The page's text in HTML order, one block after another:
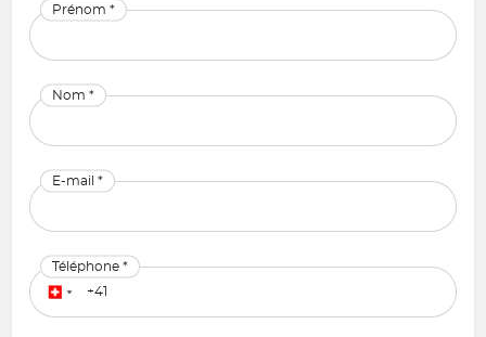
Prénom *
Nom *
E-mail *
Téléphone *